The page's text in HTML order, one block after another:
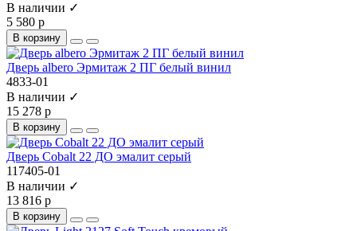
В наличии ✓
5 580 р
В корзину
Дверь albero Эрмитаж 2 ПГ белый винил
4833-01
В наличии ✓
15 278 р
В корзину
Дверь Cobalt 22 ДО эмалит серый
117405-01
В наличии ✓
13 816 р
В корзину